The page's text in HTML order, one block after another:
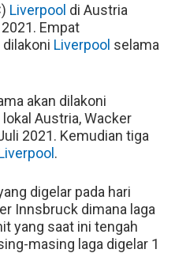
Liverpool di Austria
Empat
Liverpool selama
akan dilakoni
Austria, Wacker
2021. Kemudian tiga
.
digelar pada hari
Innsbruck dimana laga
yang saat ini tengah
masing laga digelar 1